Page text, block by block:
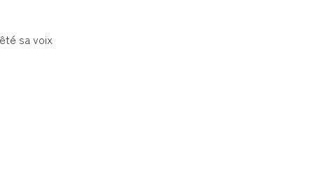
sa voix